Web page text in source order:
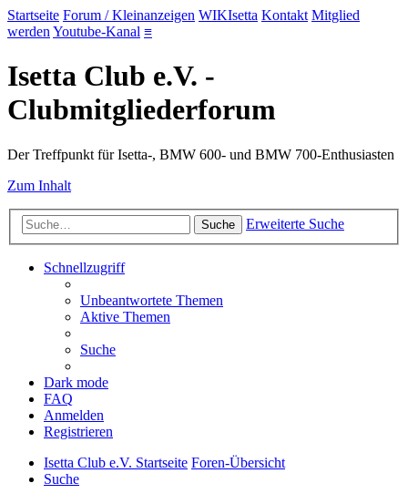
Startseite Forum / Kleinanzeigen WIKIsetta Kontakt Mitglied
werden Youtube-Kanal ≡
Isetta Club e.V. -
Clubmitgliederforum
Der Treffpunkt für Isetta-, BMW 600- und BMW 700-Enthusiasten
Zum Inhalt
Suche Erweiterte Suche
Schnellzugriff
Unbeantwortete Themen
Aktive Themen
Suche
Dark mode
FAQ
Anmelden
Registrieren
Isetta Club e.V. Startseite Foren-Übersicht
Suche